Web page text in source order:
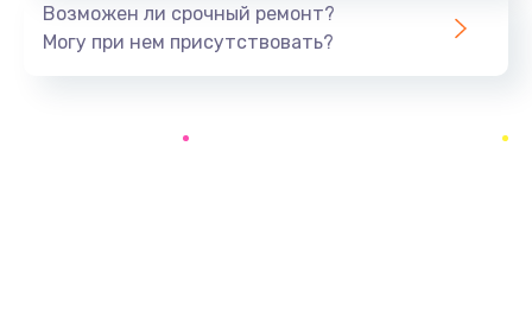
Заказать
Возможен ли срочный ремонт?
Могу при нем присутствовать?